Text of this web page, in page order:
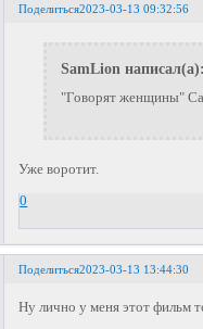
Поделиться2023-03-13 09:32:56
SamLion
"Говорят женщины"
Уже воротит.
0
Поделиться2023-03-13 13:44:30
Ну лично у меня этот фильм